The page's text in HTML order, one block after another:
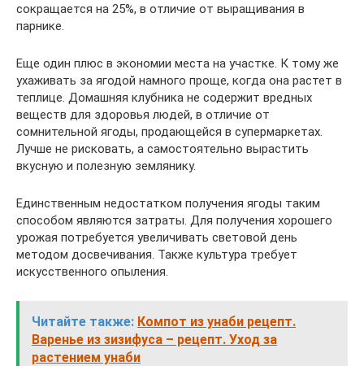
сокращается на 25%, в отличие от выращивания в
парнике.
Еще один плюс в экономии места на участке. К тому же
ухаживать за ягодой намного проще, когда она растет в
теплице. Домашняя клубника не содержит вредных
веществ для здоровья людей, в отличие от
сомнительной ягоды, продающейся в супермаркетах.
Лучше не рисковать, а самостоятельно вырастить
вкусную и полезную землянику.
Единственным недостатком получения ягоды таким
способом являются затраты. Для получения хорошего
урожая потребуется увеличивать световой день
методом досвечивания. Также культура требует
искусственного опыления.
Читайте также: Компот из унаби рецепт.
Варенье из зизифуса – рецепт. Уход за
растением унаби